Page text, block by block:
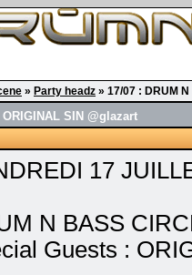
» Party headz » 17/07 : DRUM
SIN @glazart
17
N BASS
Guests :